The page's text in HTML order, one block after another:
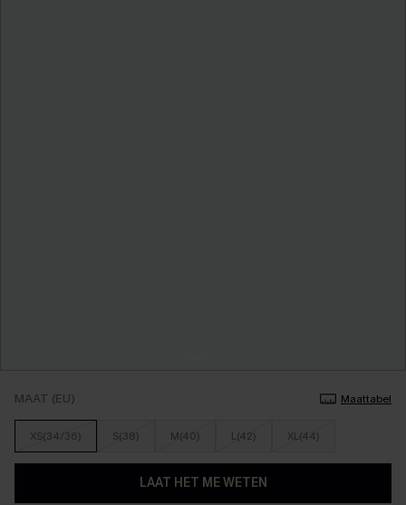
MAAT (EU) Maattabel
XS(34/36) S(38) M(40) L(42) XL(44)
LAAT HET ME WETEN